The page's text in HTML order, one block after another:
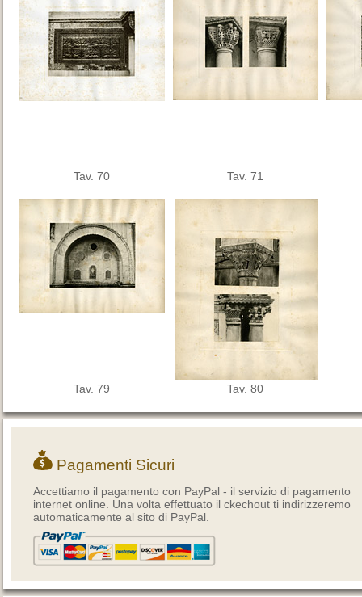
Tav. 70 Tav. 71
Tav. 79 Tav. 80
Pagamenti Sicuri
Accettiamo il pagamento con PayPal - il servizio di pagamento
internet online. Una volta effettuato il ckechout ti indirizzeremo
automaticamente al sito di PayPal.